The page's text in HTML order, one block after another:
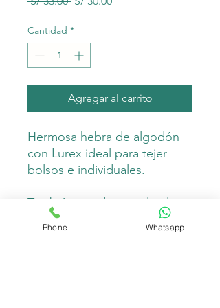
Cantidad *
Agregar al carrito
Hermosa hebra de algodón
con Lurex ideal para tejer
bolsos e individuales.
También puedes emplearlo
para tejer accesorios de
macramé como llaveros.
Phone Whatsapp